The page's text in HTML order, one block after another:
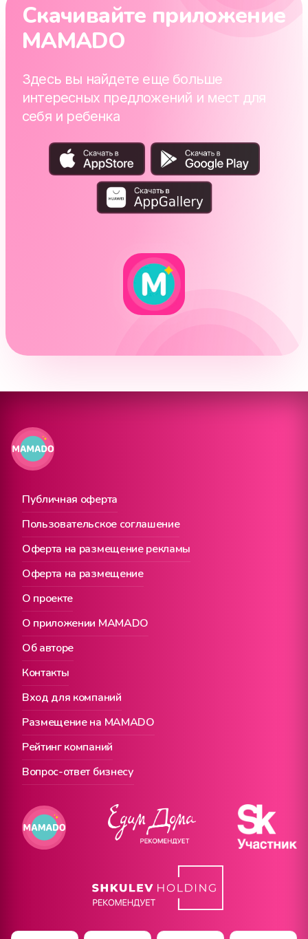
Скачивайте приложение
MAMADO
Здесь вы найдете еще больше
интересных предложений и мест для
себя и ребенка
Публичная оферта
О проекте
Вход для компаний
Пользовательское соглашение
О приложении MAMADO
Размещение на MAMADO
Оферта на размещение рекламы
Об авторе
Рейтинг компаний
Оферта на размещение
Контакты
Вопрос-ответ бизнесу